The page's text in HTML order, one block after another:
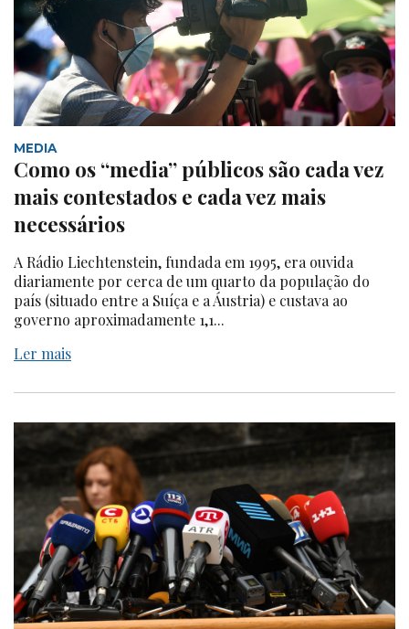
MEDIA
Como os “media” públicos são cada vez
mais contestados e cada vez mais
necessários
A Rádio Liechtenstein, fundada em 1995, era ouvida
diariamente por cerca de um quarto da população do
país (situado entre a Suíça e a Áustria) e custava ao
governo aproximadamente 1,1...
Ler mais